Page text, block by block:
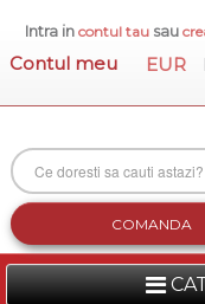
Intra in contul tausau
Contul meu EUR
COMANDA